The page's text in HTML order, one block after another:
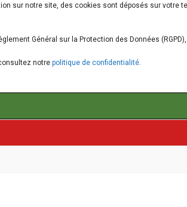
sur notre site, des cookies sont déposés sur votre
Général sur la Protection des Données
notre politique de confidentialité.